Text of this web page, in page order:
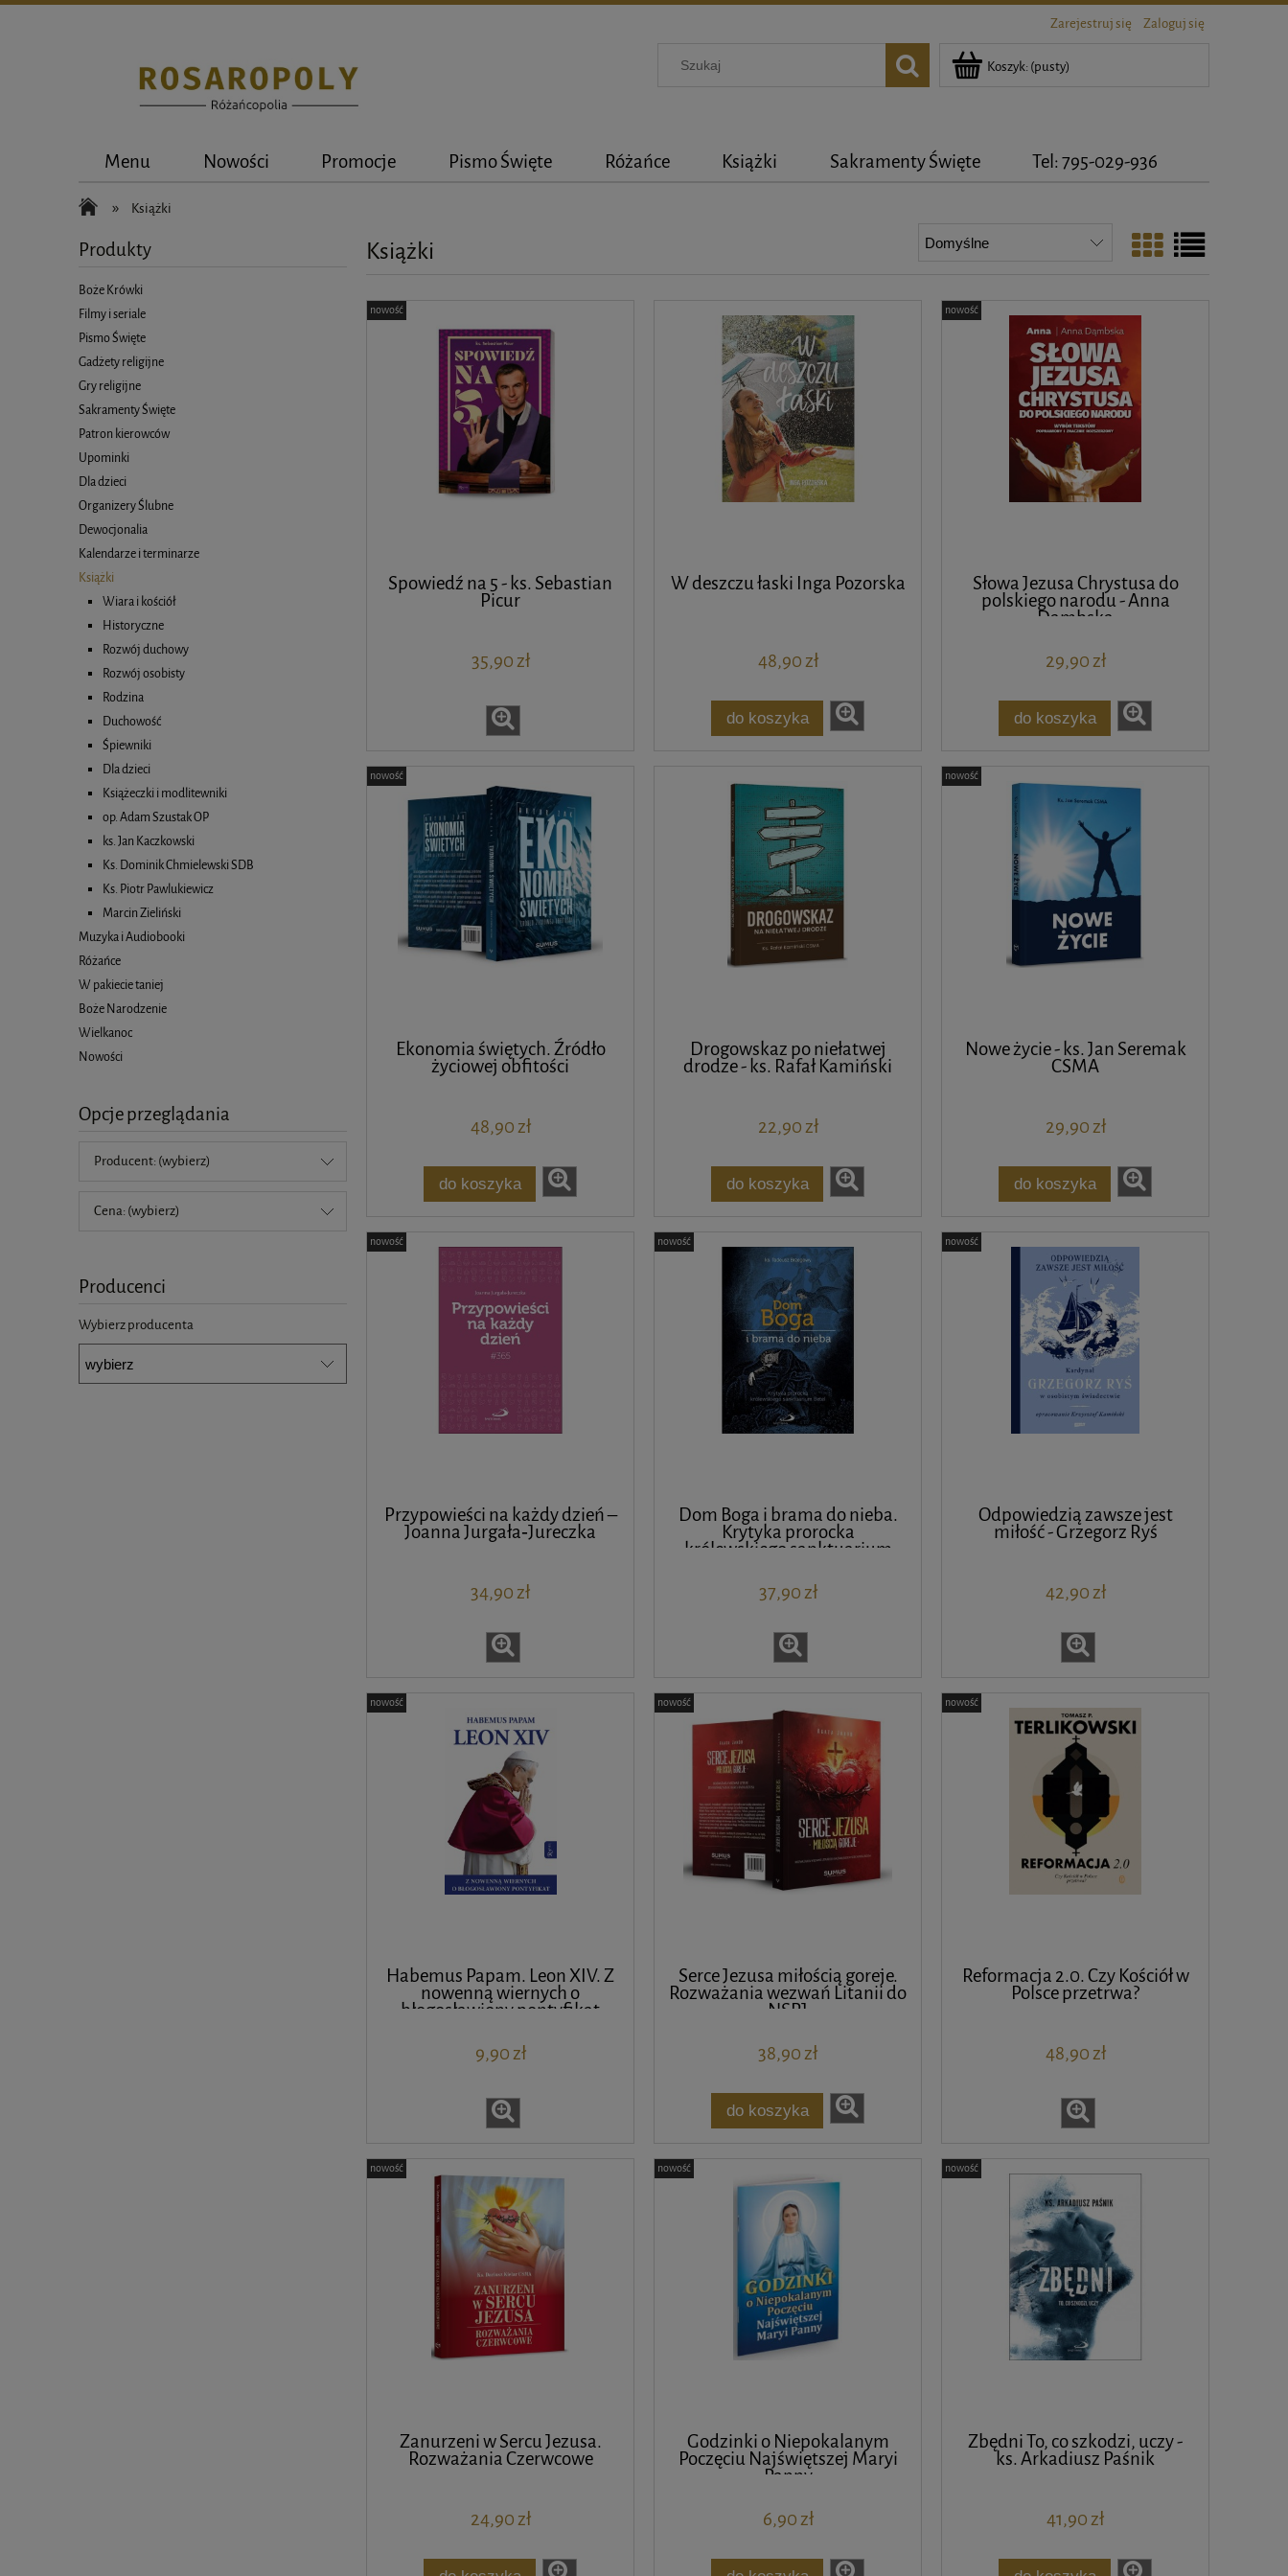
Zarejestruj się Zaloguj się
Koszyk: (pusty)
Menu Nowości Promocje Pismo Święte Różańce Książki Sakramenty Święte Tel: 795-029-936
» Książki
Produkty
Boże Krówki
Filmy i seriale
Pismo Święte
Gadżety religijne
Gry religijne
Sakramenty Święte
Patron kierowców
Upominki
Dla dzieci
Organizery Ślubne
Dewocjonalia
Kalendarze i terminarze
Książki
Wiara i kościół
Historyczne
Rozwój duchowy
Rozwój osobisty
Rodzina
Duchowość
Śpiewniki
Dla dzieci
Książeczki i modlitewniki
op. Adam Szustak OP
ks. Jan Kaczkowski
Ks. Dominik Chmielewski SDB
Ks. Piotr Pawlukiewicz
Marcin Zieliński
Muzyka i Audiobooki
Różańce
W pakiecie taniej
Boże Narodzenie
Wielkanoc
Nowości
Opcje przeglądania
Producent: (wybierz)
Cena: (wybierz)
Producenci
Wybierz producenta
Książki
Spowiedź na 5 - ks. Sebastian
Picur
35,90 zł
nowość
W deszczu łaski Inga Pozorska
48,90 zł
do koszyka
Słowa Jezusa Chrystusa do
polskiego narodu - Anna
Dąmbska
29,90 zł
do koszyka
nowość
Ekonomia świętych. Źródło
życiowej obfitości
48,90 zł
do koszyka
nowość
Drogowskaz po niełatwej
drodze - ks. Rafał Kamiński
22,90 zł
do koszyka
Nowe życie - ks. Jan Seremak
CSMA
29,90 zł
do koszyka
nowość
Przypowieści na każdy dzień –
Joanna Jurgała‑Jureczka
34,90 zł
nowość
Dom Boga i brama do nieba.
Krytyka prorocka
królewskiego sanktuarium
37,90 zł
nowość
Odpowiedzią zawsze jest
miłość - Grzegorz Ryś
42,90 zł
nowość
Habemus Papam. Leon XIV. Z
nowenną wiernych o
błogosławiony pontyfikat
9,90 zł
nowość
Serce Jezusa miłością goreje.
Rozważania wezwań Litanii do
NSPJ
38,90 zł
do koszyka
nowość
Reformacja 2.0. Czy Kościół w
Polsce przetrwa?
48,90 zł
nowość
Zanurzeni w Sercu Jezusa.
Rozważania Czerwcowe
24,90 zł
nowość
Godzinki o Niepokalanym
Poczęciu Najświętszej Maryi
Panny
6,90 zł
nowość
Zbędni To, co szkodzi, uczy -
ks. Arkadiusz Paśnik
41,90 zł
nowość